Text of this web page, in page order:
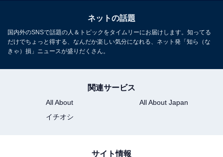
ネットの話題
国内外のSNSで話題の人＆トピックをタイムリーにお届けします。知ってる
だけでちょっと得する、なんだか楽しい気分になれる、ネット発「知ら（な
きゃ）損」ニュースが盛りだくさん。
関連サービス
All About
All About Japan
イチオシ
サイト情報